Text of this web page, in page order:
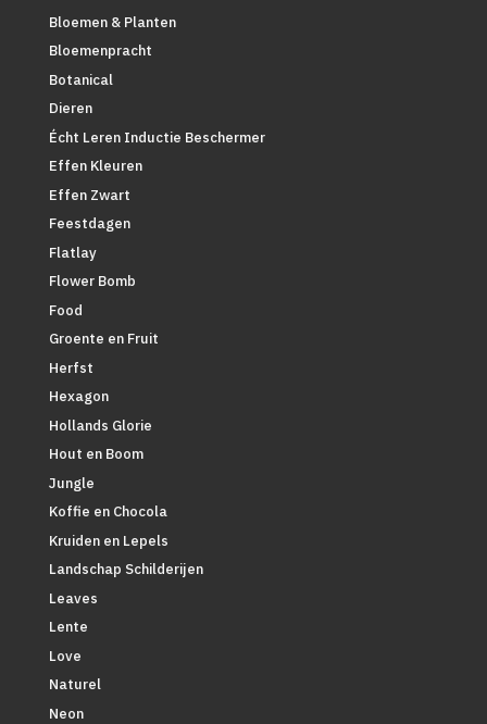
Bloemen & Planten
Bloemenpracht
Botanical
Dieren
Écht Leren Inductie Beschermer
Effen Kleuren
Effen Zwart
Feestdagen
Flatlay
Flower Bomb
Food
Groente en Fruit
Herfst
Hexagon
Hollands Glorie
Hout en Boom
Jungle
Koffie en Chocola
Kruiden en Lepels
Landschap Schilderijen
Leaves
Lente
Love
Naturel
Neon